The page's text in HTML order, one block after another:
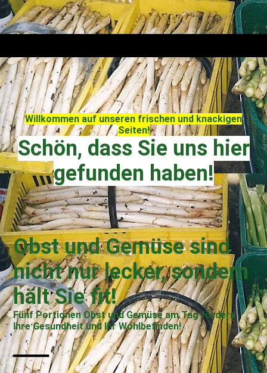
Willkommen auf unseren frischen und knackigen
Seiten!
Schön, dass Sie uns hier
gefunden haben!
Obst und Gemüse sind
nicht nur lecker, sondern
hält Sie fit!
Fünf Portionen Obst und Gemüse am Tag fördern
Ihre Gesundheit und Ihr Wohlbefinden!
—